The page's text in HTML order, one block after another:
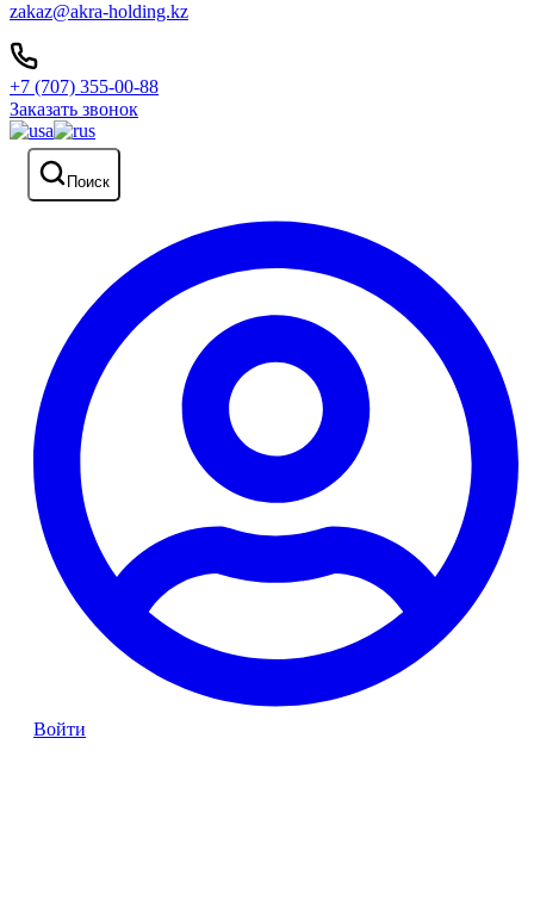
zakaz@akra-holding.kz
+7 (707) 355-00-88
Заказать звонок
Поиск
Войти